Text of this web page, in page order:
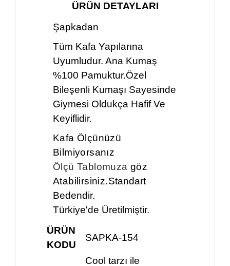
ÜRÜN DETAYLARI
Şapkadan
Tüm Kafa Yapılarına
Uyumludur. Ana Kumaş
%100 Pamuktur.Özel
Bileşenli Kumaşı Sayesinde
Giymesi Oldukça Hafif Ve
Keyiflidir.
Kafa Ölçünüzü
Bilmiyorsanız
Ölçü Tablomuza göz
Atabilirsiniz.Standart
Bedendir.
Türkiye'de Üretilmiştir.
ÜRÜN
KODU
SAPKA-154
Cool tarzı ile